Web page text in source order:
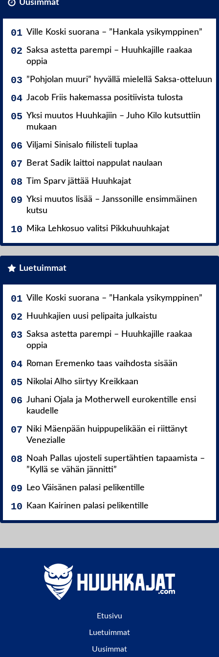
Uusimmat
Ville Koski suorana – ”Hankala ysikymppinen”
Saksa astetta parempi – Huuhkajille raakaa
oppia
”Pohjolan muuri” hyvällä mielellä Saksa-otteluun
Jacob Friis hakemassa positiivista tulosta
Yksi muutos Huuhkajiin – Juho Kilo kutsuttiin
mukaan
Viljami Sinisalo fiilisteli tuplaa
Berat Sadik laittoi nappulat naulaan
Tim Sparv jättää Huuhkajat
Yksi muutos lisää – Janssonille ensimmäinen
kutsu
Mika Lehkosuo valitsi Pikkuhuuhkajat
Luetuimmat
Ville Koski suorana – ”Hankala ysikymppinen”
Huuhkajien uusi pelipaita julkaistu
Saksa astetta parempi – Huuhkajille raakaa
oppia
Roman Eremenko taas vaihdosta sisään
Nikolai Alho siirtyy Kreikkaan
Juhani Ojala ja Motherwell eurokentille ensi
kaudelle
Niki Mäenpään huippupelikään ei riittänyt
Venezialle
Noah Pallas ujosteli supertähtien tapaamista –
”Kyllä se vähän jännitti”
Leo Väisänen palasi pelikentille
Kaan Kairinen palasi pelikentille
Etusivu
Luetuimmat
Uusimmat